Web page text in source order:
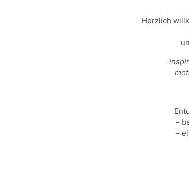
Herzlich
–
–